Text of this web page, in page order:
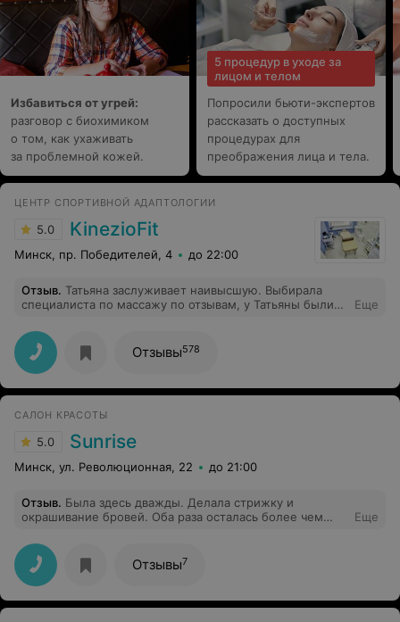
выкрутили на самый минимум этот лазер, не было ни
одного покалывания от него, и уже через неделю
выросли все волосы, даже на обратной стороне руки
тот же пушок вырос как и был, но это ещё не всё,
надплечье оказывается у них это грудь и начинают
разводить на деньги, орать, что ты ещё должен за эту
чувствовать в этой конторе, при выходи персонал
сидит на ресепшне и это выглядит как в дешёвой
замыленной парикмахерской ни здрасте ни до
свидания!
Избавиться от угрей:
разговор с биохимиком
о том, как ухаживать
за проблемной кожей.
5 процедур в уходе за
лицом и телом
Попросили бьюти-экспертов
рассказать о доступных
процедурах для
преображения лица и тела.
ЦЕНТР СПОРТИВНОЙ АДАПТОЛОГИИ
5.0 KinezioFit
Минск, пр. Победителей, 4 до 22:00
Отзыв. Татьяна заслуживает наивысшую. Выбирала
специалиста по массажу по отзывам, у Татьяны были
всегда ходила и выбирала мужчин массажистов,
потому что не очень слабый массаж-поглаживание.
Татьяна в этом плане прекрасна. Размяла каждую
мышцу. Массаж был и сильным и максимально
приятным (без боли) и сервис на высоте. В общем -
Татьяне)
Еще
Отзывы578
САЛОН КРАСОТЫ
5.0 Sunrise
Минск, ул. Революционная, 22 до 21:00
Отзыв. Была здесь дважды. Делала стрижку и
окрашивание бровей. Оба раза осталась более чем
квалифицированный персонал, комфортная атмосфера
Еще
Отзывы7